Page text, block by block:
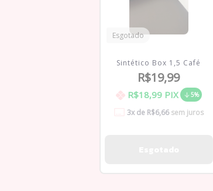
Esgotado
Sintético Box 1,5 Café
R$19,99
R$18,99 PIX 5%
3x de R$6,66sem juros